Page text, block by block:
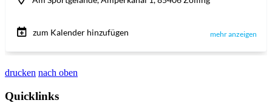
drucken nach oben
Quicklinks